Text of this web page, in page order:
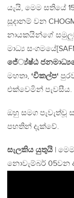
යැයි, මෙම සතියේ
සූදානම් වන
නායකයින්ගේ
මාධ්‍ය
ජේ්‍ය්ෂ්ඨ
මහතා, ‘විකල්ප‘
එක්වෙමින් පැවසීය.
ඔහු සමග
පහතින් දැක්වේ.
සැලකිය යුතුයි |
නොවැම්බර් 05වන